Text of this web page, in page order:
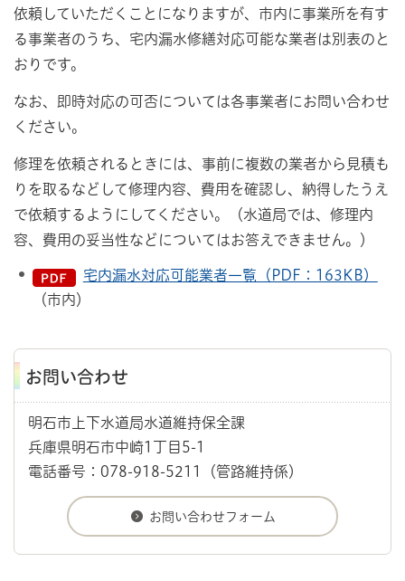
依頼していただくことになりますが、市内に事業所を有す
る事業者のうち、宅内漏水修繕対応可能な業者は別表のと
おりです。
なお、即時対応の可否については各事業者にお問い合わせ
ください。
修理を依頼されるときには、事前に複数の業者から見積も
りを取るなどして修理内容、費用を確認し、納得したうえ
で依頼するようにしてください。（水道局では、修理内
容、費用の妥当性などについてはお答えできません。）
宅内漏水対応可能業者一覧（PDF：163KB）
（市内）
お問い合わせ
明石市上下水道局水道維持保全課
兵庫県明石市中崎1丁目5-1
電話番号：078-918-5211（管路維持係）